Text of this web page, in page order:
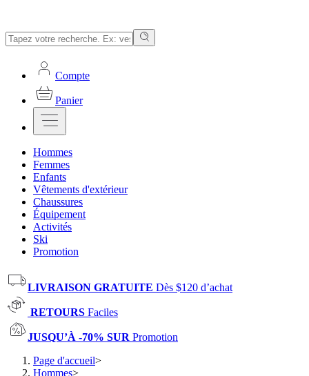
Compte
Panier
Hommes
Femmes
Enfants
Vêtements d'extérieur
Chaussures
Équipement
Activités
Ski
Promotion
LIVRAISON GRATUITE Dès $120 d’achat
RETOURS Faciles
JUSQU’À -70% SUR Promotion
Page d'accueil>
Hommes>